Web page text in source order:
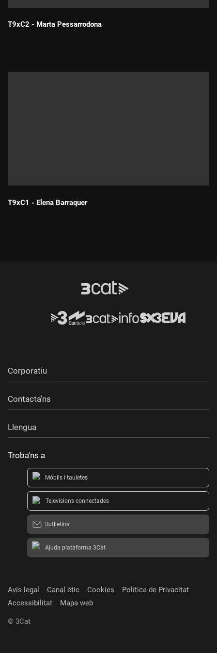
T9xC2 - Marta Pessarrodona
T9xC1 - Elena Barraquer
Corporatiu
Contacta'ns
Llengua
Troba'ns a
Mòbils i tauletes
Televisions connectades
Butlletins
Ajuda plataforma 3Cat
Avís legal Canal ètic Cookies
Política de Privacitat
Accessibilitat
Mapa web
© 3Cat